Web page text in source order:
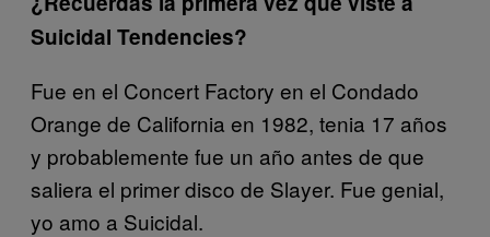
Suicidal Tendencies?
Fue en el Concert Factory en el Condado
Orange de California en 1982, tenia 17 años
y probablemente fue un año antes de que
saliera el primer disco de Slayer. Fue genial,
yo amo a Suicidal.